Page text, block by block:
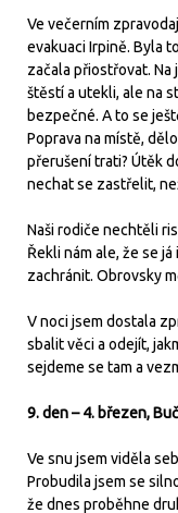
Ve večerním
evakuaci Irpině. Byla
začala přiostřovat.
štěstí a utekli, ale na
bezpečné. A to se
Poprava na místě,
přerušení trati? Útěk
nechat se zastřelit,
Naši rodiče nechtěli
Řekli nám ale, že se
zachránit. Obrovsky
V noci jsem dostala
sbalit věci a odejít,
sejdeme se tam a
9. den – 4. březen,
Ve snu jsem viděla
Probudila jsem se
že dnes proběhne